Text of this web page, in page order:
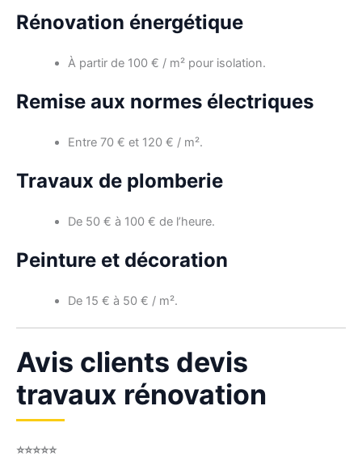
Rénovation énergétique
À partir de 100 € / m² pour isolation.
Remise aux normes électriques
Entre 70 € et 120 € / m².
Travaux de plomberie
De 50 € à 100 € de l’heure.
Peinture et décoration
De 15 € à 50 € / m².
Avis clients devis
travaux rénovation
⭐⭐⭐⭐⭐